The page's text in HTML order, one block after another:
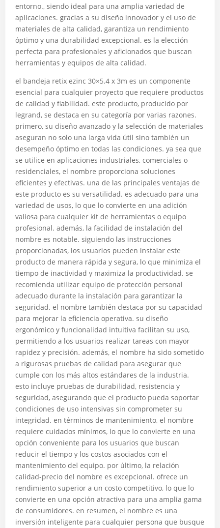
entorno., siendo ideal para una amplia variedad de
aplicaciones. gracias a su diseño innovador y el uso de
materiales de alta calidad, garantiza un rendimiento
óptimo y una durabilidad excepcional. es la elección
perfecta para profesionales y aficionados que buscan
herramientas y equipos de alta calidad.
el bandeja retix ezinc 30×5.4 x 3m es un componente
esencial para cualquier proyecto que requiere productos
de calidad y fiabilidad. este producto, producido por
legrand, se destaca en su categoría por varias razones.
primero, su diseño avanzado y la selección de materiales
aseguran no solo una larga vida útil sino también un
desempeño óptimo en todas las condiciones. ya sea que
se utilice en aplicaciones industriales, comerciales o
residenciales, el nombre proporciona soluciones
eficientes y efectivas. una de las principales ventajas de
este producto es su versatilidad. es adecuado para una
variedad de usos, lo que lo convierte en una adición
valiosa para cualquier kit de herramientas o equipo
profesional. además, la facilidad de instalación del
nombre es notable. siguiendo las instrucciones
proporcionadas, los usuarios pueden instalar este
producto de manera rápida y segura, lo que minimiza el
tiempo de inactividad y maximiza la productividad. se
recomienda utilizar equipo de protección personal
adecuado durante la instalación para garantizar la
seguridad. el nombre también destaca por su capacidad
para mejorar la eficiencia operativa. su diseño
ergonómico y funcionalidad intuitiva facilitan su uso,
permitiendo a los usuarios realizar tareas con mayor
rapidez y precisión. además, el nombre ha sido sometido
a rigurosas pruebas de calidad para asegurar que
cumple con los más altos estándares de la industria.
esto incluye pruebas de durabilidad, resistencia y
seguridad, asegurando que el producto pueda soportar
condiciones de uso intensivas sin comprometer su
integridad. en términos de mantenimiento, el nombre
requiere cuidados mínimos, lo que lo convierte en una
opción conveniente para los usuarios que buscan
reducir el tiempo y los costos asociados con el
mantenimiento del equipo. por último, la relación
calidad-precio del nombre es excepcional. ofrece un
rendimiento superior a un costo competitivo, lo que lo
convierte en una opción atractiva para una amplia gama
de consumidores. en resumen, el nombre es una
inversión inteligente para cualquier persona que busque